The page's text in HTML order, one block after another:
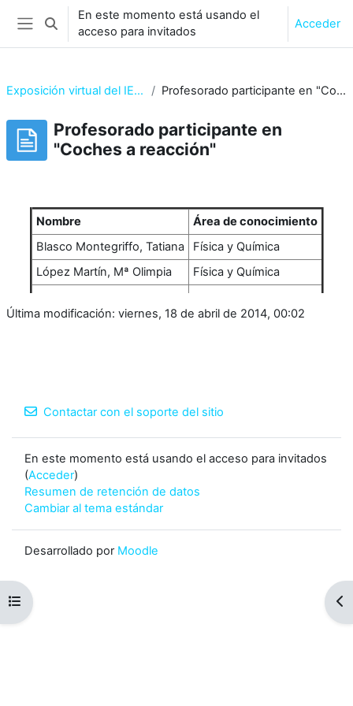
Salta al contenido principal
Panel lateral
Selector de búsqueda de entrada
En este momento está usando el
acceso para invitados
Acceder
Abrir índice del curso
Exposición virtual del IES Asta Regia Profesorado participante en "Coches a reacción"
Profesorado participante en
"Coches a reacción"
Nombre
Área de conocimiento
Blasco Montegriffo, Tatiana
Física y Química
López Martín, Mª Olimpia
Física y Química
Última modificación: viernes, 18 de abril de 2014, 00:02
Contactar con el soporte del sitio
En este momento está usando el acceso para invitados
(Acceder)
Resumen de retención de datos
Cambiar al tema estándar
Desarrollado por Moodle